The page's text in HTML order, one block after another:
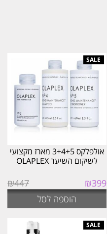
אולפלקס 3+4+5 מארז מקצועי
לשיקום השיער OLAPLEX
₪447
המחיר
המקורי
₪447.
₪399
הנוכחי
הוא:
₪399.
הוספה לסל